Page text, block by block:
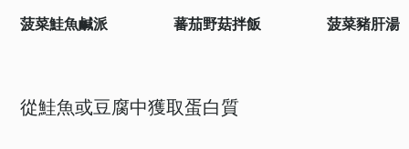
菠菜鮭魚鹹派 蕃茄野菇拌飯 菠菜豬肝湯
從鮭魚或豆腐中獲取蛋白質